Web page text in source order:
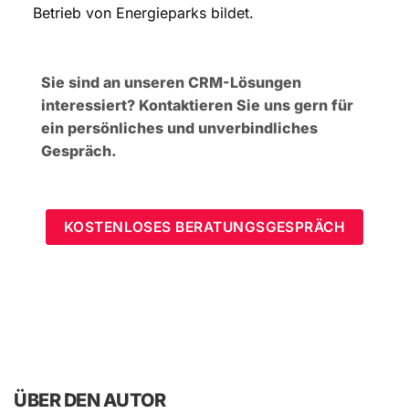
Betrieb von Energieparks bildet.
Sie sind an unseren CRM-Lösungen
interessiert? Kontaktieren Sie uns gern für
ein persönliches und unverbindliches
Gespräch.
KOSTENLOSES BERATUNGSGESPRÄCH
ÜBER DEN AUTOR